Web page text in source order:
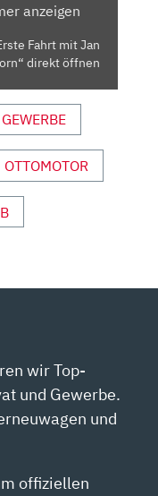
anzeigen
Fahrt mit Jan
direkt öffnen
GEWERBE
OTTOMOTOR
wir Top-
und Gewerbe.
und
offiziellen